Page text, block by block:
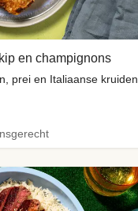
en champignons
prei en Italiaanse kruiden